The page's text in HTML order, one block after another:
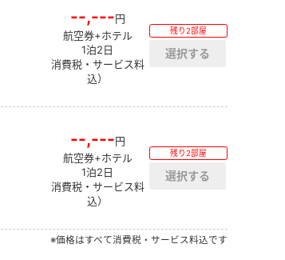
--,---円
航空券+ホテル
1泊2日
消費税・サービス料
込）
残り2部屋
--,---円
航空券+ホテル
1泊2日
消費税・サービス料
込）
残り2部屋
※価格はすべて消費税・サービス料込です